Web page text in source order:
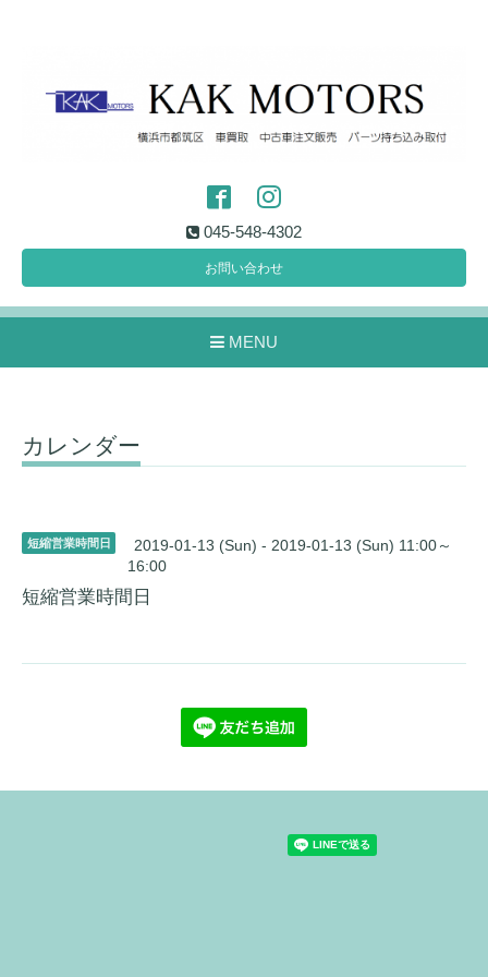
045-548-4302
お問い合わせ
MENU
カレンダー
短縮営業時間日
2019-01-13 (Sun) - 2019-01-13 (Sun) 11:00～
16:00
短縮営業時間日